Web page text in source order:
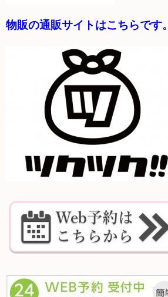
物販の通販サイトはこちらです。